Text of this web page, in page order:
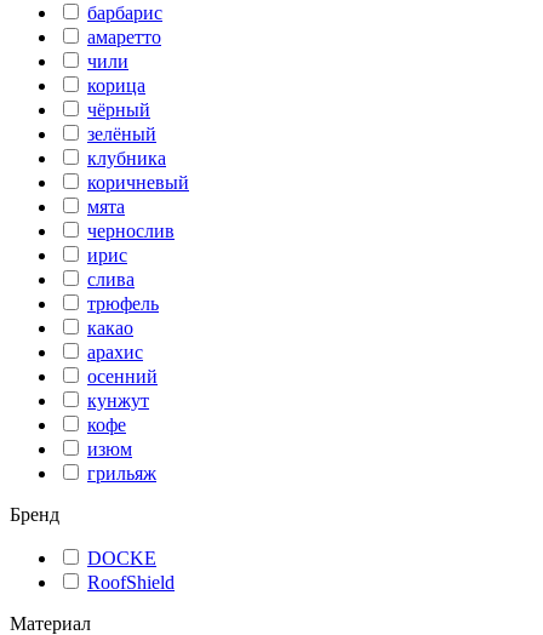
барбарис
амаретто
чили
корица
чёрный
зелёный
клубника
коричневый
мята
чернослив
ирис
слива
трюфель
какао
арахис
осенний
кунжут
кофе
изюм
грильяж
Бренд
DOCKE
RoofShield
Материал